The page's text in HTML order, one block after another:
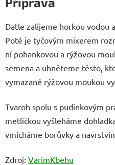
Datle zalijeme horkou vodou
Poté je tyčovým mixerem
ní pohankovou a rýžovou
semena a uhněteme těsto,
vymazané rýžovou moukou
Tvaroh spolu s pudinkovým
metličkou vyšleháme
vmícháme borůvky a
Zdroj: VarimKbehu